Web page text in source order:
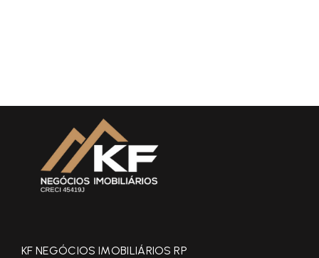
KF NEGÓCIOS IMOBILIÁRIOS RP